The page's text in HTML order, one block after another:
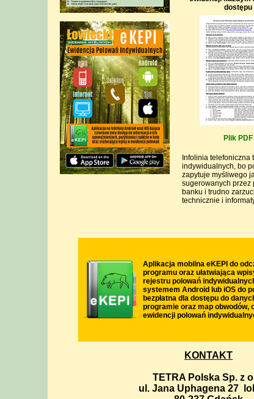
dostępu
Plik PDF
Infolinia
indywidualnych, bo
zapytuje myśliwego
sugerowanych przez
banku i trudno
technicznie i
Aplikacja mobilna eKEPI do
programu oraz ułatwiająca
rejestru polowań
systemem Android lub iOS do
bezpłatna dla dostępu do
programie oraz map obwodów,
ewidencji polowań
KONTAKT
TETRA Polska Sp. z
ul. Jana Uphagena 27